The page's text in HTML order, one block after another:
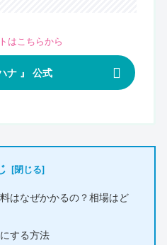
はこちらから
ナ 』 公式
はなぜかかるの？相場はど
する方法